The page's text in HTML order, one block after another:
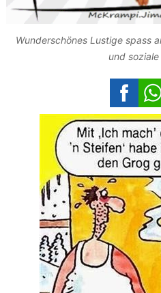
Wunderschönes Lustige spass
und